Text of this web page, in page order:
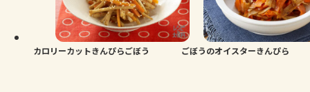
カロリーカットきんぴらごぼう ごぼうのオイスターきんぴら